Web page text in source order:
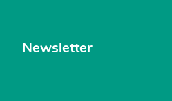
Newsletter